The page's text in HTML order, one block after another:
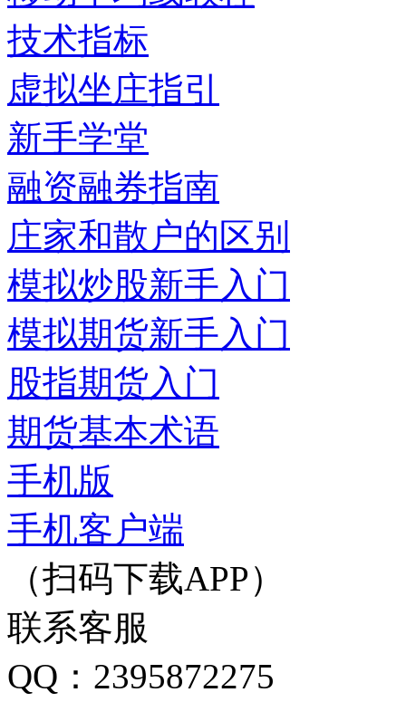
技术指标
虚拟坐庄指引
新手学堂
融资融券指南
庄家和散户的区别
模拟炒股新手入门
模拟期货新手入门
股指期货入门
期货基本术语
手机版
手机客户端
（扫码下载APP）
联系客服
QQ：2395872275